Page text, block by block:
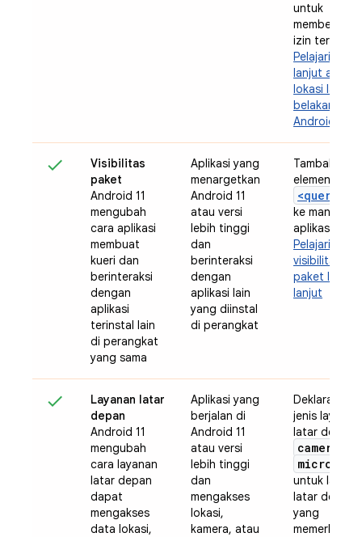
untuk
memberikan
izin tersebut
Pelajari lebih
lanjut akses
lokasi latar
belakang di
Android 11
Visibilitas
paket
Android 11
mengubah
cara aplikasi
membuat
kueri dan
berinteraksi
dengan
aplikasi
terinstal lain
di perangkat
yang sama
Aplikasi yang
menargetkan
Android 11
atau versi
lebih tinggi
dan
berinteraksi
dengan
aplikasi lain
yang diinstal
di perangkat
Tambahkan
elemen
<queries>
ke manifes
aplikasi Anda
Pelajari
visibilitas
paket lebih
lanjut
Layanan latar
depan
Android 11
mengubah
cara layanan
latar depan
dapat
mengakses
data lokasi,
Aplikasi yang
berjalan di
Android 11
atau versi
lebih tinggi
dan
mengakses
lokasi,
kamera, atau
Deklarasikan
jenis layanan
latar depan
camera
untuk
latar depan
yang
memerlukan